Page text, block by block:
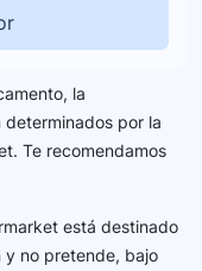
la
por la
Te recomendamos
está destinado
y no pretende, bajo